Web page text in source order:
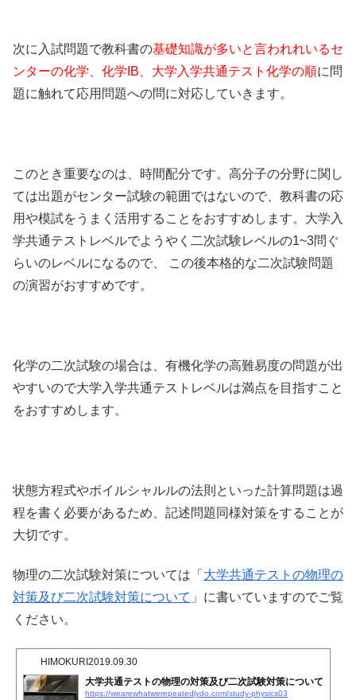
次に入試問題で教科書の基礎知識が多いと言われれいるセ
ンターの化学、化学IB、大学入学共通テスト化学の順に問
題に触れて応用問題への問に対応していきます。
このとき重要なのは、時間配分です。高分子の分野に関し
ては出題がセンター試験の範囲ではないので、教科書の応
用や模試をうまく活用することをおすすめします。大学入
学共通テストレベルでようやく二次試験レベルの1~3問ぐ
らいのレベルになるので、 この後本格的な二次試験問題
の演習がおすすめです。
化学の二次試験の場合は、有機化学の高難易度の問題が出
やすいので大学入学共通テストレベルは満点を目指すこと
をおすすめします。
状態方程式やボイルシャルルの法則といった計算問題は過
程を書く必要があるため、記述問題同様対策をすることが
大切です。
物理の二次試験対策については「 大学共通テストの物理の
対策及び二次試験対策について 」に書いていますのでご覧
ください。
HIMOKURI 2019.09.30
大学共通テストの物理の対策及び二次試験対策について
https://wearewhatwerepeatedlydo.com/study-physics03